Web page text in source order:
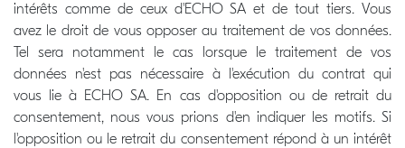
intérêts comme de ceux d'ECHO SA et de tout tiers. Vous
avez le droit de vous opposer au traitement de vos données.
Tel sera notamment le cas lorsque le traitement de vos
données n'est pas nécessaire à l'exécution du contrat qui
vous lie à ECHO SA. En cas d'opposition ou de retrait du
consentement, nous vous prions d'en indiquer les motifs. Si
l'opposition ou le retrait du consentement répond à un intérêt